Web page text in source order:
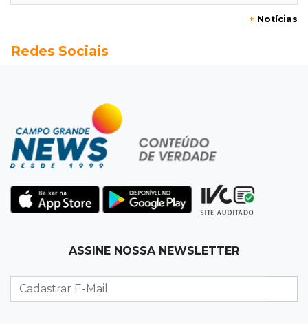
ganhar dia oficial em MS
Dupla troca a 'sofrência' por alerta contra a
violência à mulher
11:37 Recomposição de fundo
dívida da prefeitura com previdência
Polícia fecha laboratório clandestino de
+ Notícias
Redes Sociais
ASSINE NOSSA NEWSLETTER